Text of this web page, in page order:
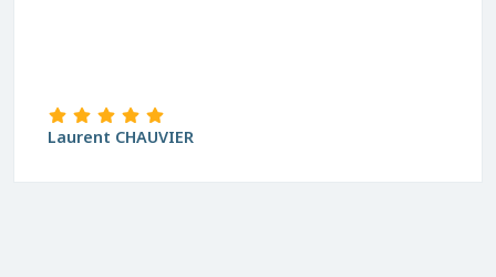
Laurent CHAUVIER